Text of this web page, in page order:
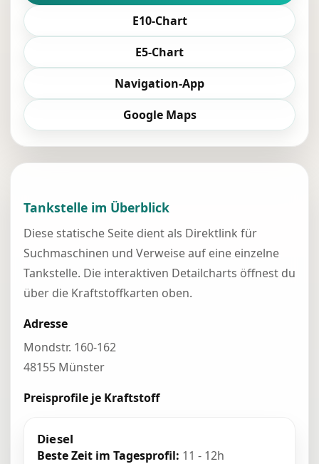
E10-Chart
E5-Chart
Navigation-App
Google Maps
Tankstelle im Überblick
Diese statische Seite dient als Direktlink für
Suchmaschinen und Verweise auf eine einzelne
Tankstelle. Die interaktiven Detailcharts öffnest du
über die Kraftstoffkarten oben.
Adresse
Mondstr. 160-162
48155 Münster
Preisprofile je Kraftstoff
Diesel
Beste Zeit im Tagesprofil: 11 - 12h